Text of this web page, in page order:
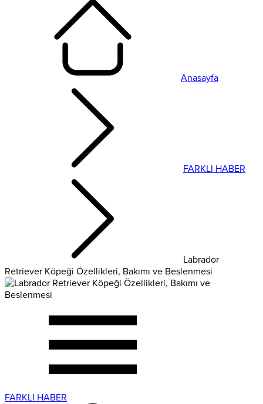
Anasayfa
FARKLI HABER
Labrador
Retriever Köpeği Özellikleri, Bakımı ve Beslenmesi
FARKLI HABER